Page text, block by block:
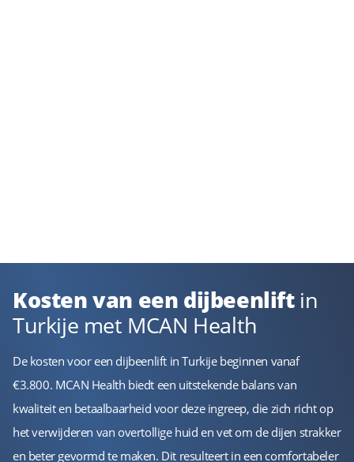
Kosten van een dijbeenliftin
Turkije met MCAN Health
De kosten voor een dijbeenlift in Turkije beginnen vanaf
€3.800. MCAN Health biedt een uitstekende balans van
kwaliteit en betaalbaarheid voor deze ingreep, die zich richt op
het verwijderen van overtollige huid en vet om de dijen strakker
en beter gevormd te maken. Dit resulteert in een comfortabeler